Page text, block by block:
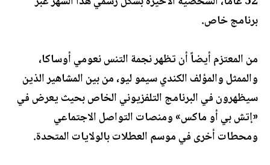
برنامج خاص.
من المعتزم أيضاً أن تظهر نجمة التنس نعومي أوساكا،
والممثل والمؤلف الكندي سيمو ليو، من بين المشاهير الذين
سيظهرون في البرنامج التلفزيوني الخاص بحيث يعرض في
«إتش بي أو ماكس» ومنصات التواصل الاجتماعي
ومحطات أخرى في موسم العطلات بالولايات المتحدة.